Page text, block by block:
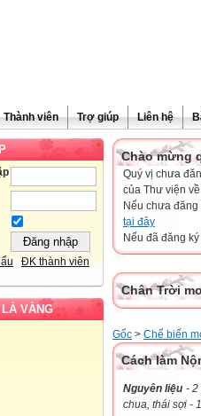
Thành viên Trợ giúp Liên hệ
ĐK thành viên
VÀNG
Chào mừng
Quý vị chưa
của Thư viện
Nếu chưa
tại đây
Nếu đã đăng
Chân Trời
Gốc > Chế biến
Cách làm
Nguyên liệu - 2
chua, thái sợi -